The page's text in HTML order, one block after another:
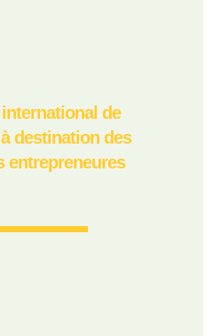
de
destination des
entrepreneures